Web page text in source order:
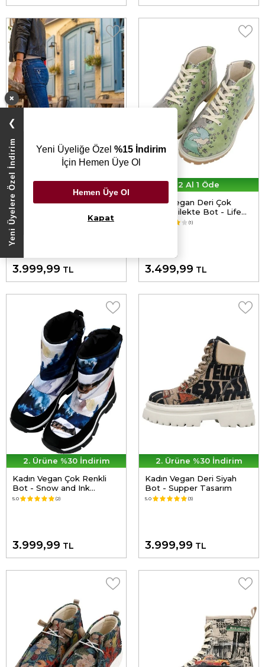
Kadın Vegan Deri Siyah
Bot - Be the Change
Tasarım
5.0
3.999,99 TL
2 Al 1 Öde
Kadın Vegan Deri Çok
Renkli Bilekte Bot - Life
Goes On Tasarım
(1)
3.499,99 TL
2. Ürüne %30 İndirim
Kadın Vegan Çok Renkli
Bot - Snow and Ink
Tasarım
5.0 (2)
3.999,99 TL
2. Ürüne %30 İndirim
Kadın Vegan Deri Siyah
Bot - Supper Tasarım
5.0 (3)
3.999,99 TL
×
❯
Yeni Üyelere Özel İndirim Yeni Üyeliğe Özel %15 İndirim
İçin Hemen Üye Ol
Hemen Üye Ol
Kapat